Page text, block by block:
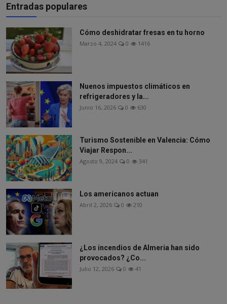
Entradas populares
Cómo deshidratar fresas en tu horno
Marzo 4, 2024 0 1416
Nuenos impuestos climáticos en
refrigeradores y la...
Junio 16, 2026 0 630
Turismo Sostenible en Valencia: Cómo
Viajar Respon...
Agosto 9, 2024 0 341
Los americanos actuan
Abril 2, 2026 0 210
¿Los incendios de Almeria han sido
provocados? ¿Co...
Julio 12, 2026 0 41